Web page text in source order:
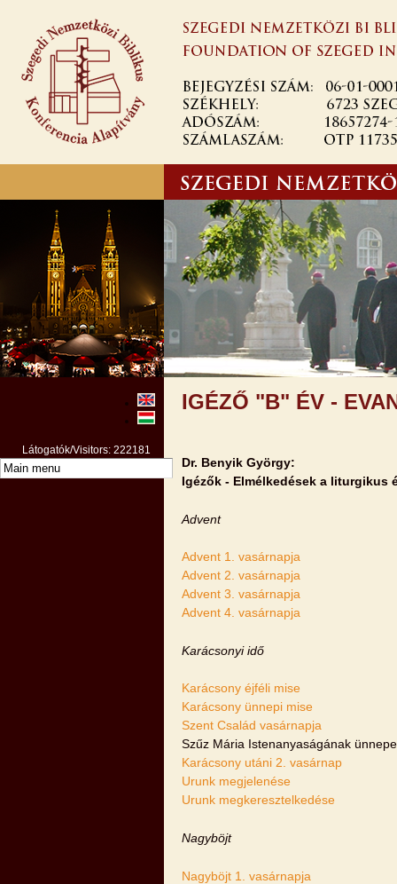
IGÉZŐ "B" ÉV -
Dr. Benyik György:
Igézők - Elmélkedések a liturgikus
Advent
Advent 1. vasárnapja
Advent 2. vasárnapja
Advent 3. vasárnapja
Advent 4. vasárnapja
Karácsonyi idő
Karácsony éjféli mise
Karácsony ünnepi mise
Szent Család vasárnapja
Szűz Mária Istenanyaságának ünnepe
Karácsony utáni 2. vasárnap
Urunk megjelenése
Urunk megkeresztelkedése
Nagyböjt
Nagyböjt 1. vasárnapja
Látogatók/Visitors: 222181